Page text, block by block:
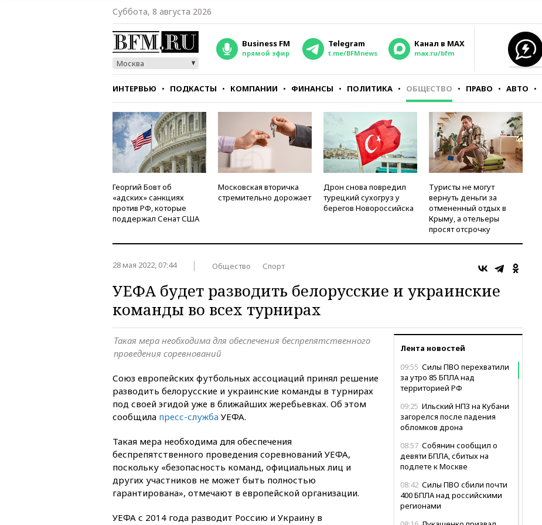
Суббота, 8 августа 2026
Москва
Business FM
прямой эфир
Telegram
t.me/BFMnews
Канал в MAX
max.ru/bfm
ИНТЕРВЬЮ ПОДКАСТЫ КОМПАНИИ ФИНАНСЫ ПОЛИТИКА ОБЩЕСТВО ПРАВО АВТО
СТИЛЬ ТЕСТЫ
Георгий Бовт об
«адских» санкциях
против РФ, которые
поддержал Сенат США
Московская вторичка
стремительно дорожает
Дрон снова повредил
турецкий сухогруз у
берегов Новороссийска
Туристы не могут
вернуть деньги за
отмененный отдых в
Крыму, а отельеры
просят отсрочку
28 мая 2022, 07:44 Общество Спорт
УЕФА будет разводить белорусские и украинские
команды во всех турнирах
Лента новостей
09:55 Силы ПВО перехватили
за утро 85 БПЛА над
территорией РФ
09:25 Ильский НПЗ на Кубани
загорелся после падения
обломков дрона
08:57 Собянин сообщил о
девяти БПЛА, сбитых на
подлете к Москве
08:42 Силы ПВО сбили почти
400 БПЛА над российскими
регионами
Такая мера необходима для обеспечения беспрепятственного
проведения соревнований
Союз европейских футбольных ассоциаций принял решение
разводить белорусские и украинские команды в турнирах
под своей эгидой уже в ближайших жеребьевках. Об этом
сообщила пресс-служба УЕФА.
Такая мера необходима для обеспечения
беспрепятственного проведения соревнований УЕФА,
поскольку «безопасность команд, официальных лиц и
других участников не может быть полностью
гарантирована», отмечают в европейской организации.
УЕФА с 2014 года разводит Россию и Украину в